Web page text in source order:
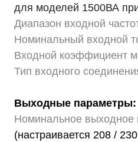
для моделей 1500ВА
Диапазон входной
Номинальный входной
Входной коэффициент
Тип входного
Выходные параметры:
Номинальное выходное
(настраивается 208 /